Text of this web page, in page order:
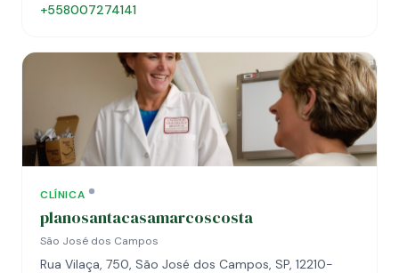
+558007274141
CLÍNICA
planosantacasamarcoscosta
São José dos Campos
Rua Vilaça, 750, São José dos Campos, SP, 12210-